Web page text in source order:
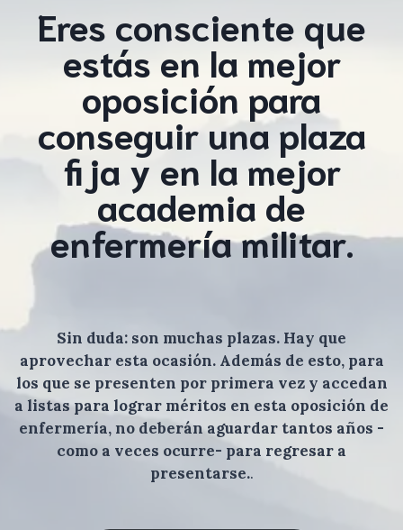
Eres consciente que
estás en la mejor
oposición para
conseguir una plaza
fija y en la mejor
academia de
enfermería militar.
Sin duda: son muchas plazas. Hay que
aprovechar esta ocasión. Además de esto, para
los que se presenten por primera vez y accedan
a listas para lograr méritos en esta oposición de
enfermería, no deberán aguardar tantos años -
como a veces ocurre- para regresar a
presentarse..